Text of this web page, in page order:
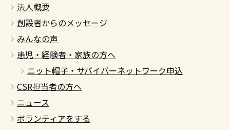
法人概要
創設者からのメッセージ
みんなの声
患児・経験者・家族の方へ
ニット帽子・サバイバーネットワーク申込
CSR担当者の方へ
ニュース
ボランティアをする